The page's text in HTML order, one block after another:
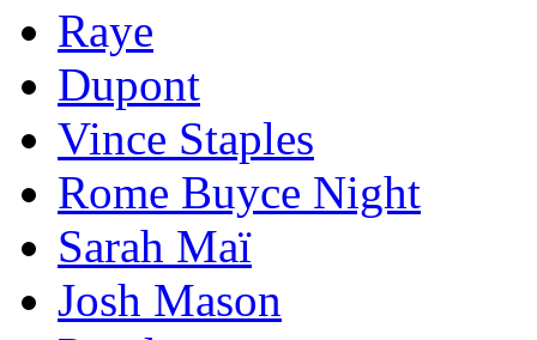
Raye
Dupont
Vince Staples
Rome Buyce Night
Sarah Maï
Josh Mason